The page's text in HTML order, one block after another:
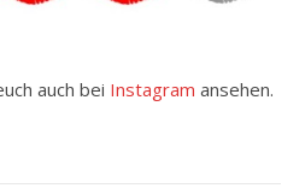
auch bei Instagram ansehen.